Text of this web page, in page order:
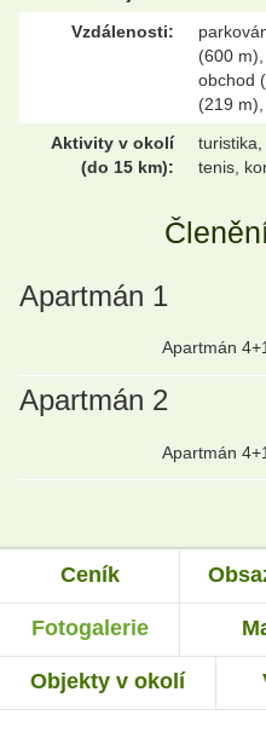
Vzdálenosti:
(600
obchod
(219
Aktivity v okolí
(do 15 km):
tenis,
Apartmán 1
Apartmán
Apartmán 2
Apartmán 4+1
Ceník
Fotogalerie
Objekty v okolí